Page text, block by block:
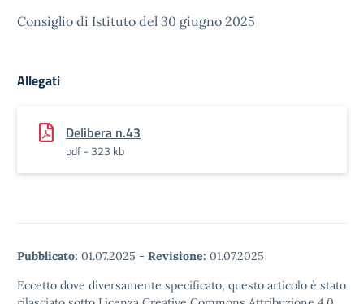
Consiglio di Istituto del 30 giugno 2025
Allegati
Delibera n.43
pdf - 323 kb
Pubblicato: 01.07.2025 - Revisione: 01.07.2025
Eccetto dove diversamente specificato, questo articolo è stato